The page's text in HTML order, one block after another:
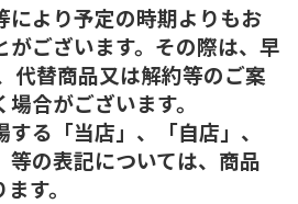
より予定の時期よりもお
がございます。その際は、早
代替商品又は解約等のご案
合がございます。
る「当店」、「自店」、
等の表記については、商品
す。